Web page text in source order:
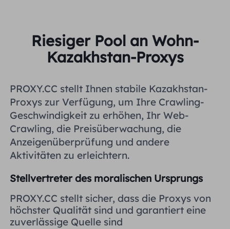
STANDORTE
Vereinigte Staaten
Vereinigtes Königreich
Brasilien
Russland
Weitere Integrationen
Weitere Integrationen
Deutsch
Indonesia
Русский
हिंदी
Português
Riesiger Pool an Wohn-
Kazakhstan-Proxys
PROXY.CC stellt Ihnen stabile Kazakhstan-
Proxys zur Verfügung, um Ihre Crawling-
Geschwindigkeit zu erhöhen, Ihr Web-
Crawling, die Preisüberwachung, die
Anzeigenüberprüfung und andere
Aktivitäten zu erleichtern.
Stellvertreter des moralischen Ursprungs
PROXY.CC stellt sicher, dass die Proxys von
höchster Qualität sind und garantiert eine
zuverlässige Quelle sind